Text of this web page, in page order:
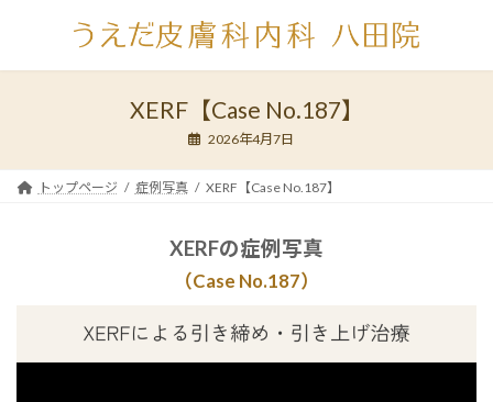
ン
ー
XERF【Case No.187】
2026年4月7日
トップページ 症例写真 XERF【Case No.187】
XERFの症例写真
（Case No.187）